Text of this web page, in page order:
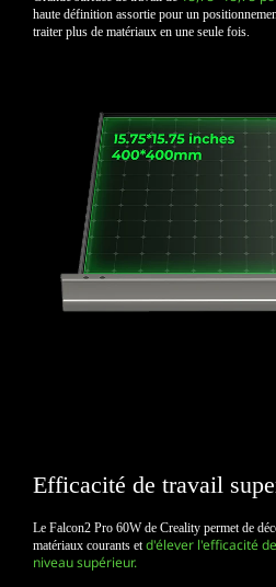
haute définition assortie pour un
traiter plus de matériaux en une seule fois.
Efficacité de travail
Le Falcon2 Pro 60W de Creality permet de
matériaux courants et d'élever l'efficacité
niveau supérieur.